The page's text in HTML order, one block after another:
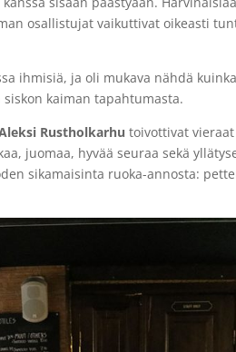
osallistujat vaikuttivat oikeasti
ihmisiä, ja oli mukava nähdä
kaiman tapahtumasta.
Rustholkarhu toivottivat
juomaa, hyvää seuraa sekä
sikamaisinta ruoka-annosta: